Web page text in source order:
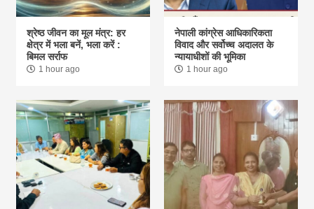
श्रेष्ठ जीवन का मूल मंत्र: हर
क्षेत्र में भला बनें, भला करें :
बिमल सर्राफ
1 hour ago
नेपाली कांग्रेस आधिकारिकता
विवाद और सर्वोच्च अदालत के
न्यायाधीशों की भूमिका
1 hour ago